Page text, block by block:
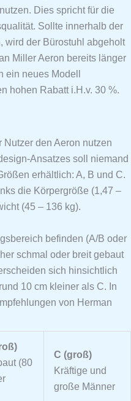
Dies spricht für die
Sollte innerhalb der
wird der Bürostuhl abgeholt
Miller Aeron bereits länger
ein neues Modell
hohen Rabatt i.H.v. 30 %.
den Aeron nutzen
Ansatzes soll niemand
erhältlich: A, B und C.
die Körpergröße (1,47 –
(45 – 136 kg).
befinden (A/B oder
schmal oder breit gebaut
sich hinsichtlich
10 cm kleiner als C. In
von Herman
(80
C (groß)
Kräftige und
große Männer